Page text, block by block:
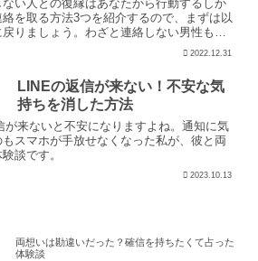
い人との復縁はあなたから行動するしか
を取る方法3つを紹介するので、まずは以
りましょう。わざと連絡しない男性もい
2022.12.31
LINEの返信が来ない！不安な気
持ちを消した方法
が来ないと不安になりますよね。通知に気
スマホが手放せなくなった私が、彼と両
談です。
2023.10.13
両想いは勘違いだった？確信を持ちたくて占った
体験談